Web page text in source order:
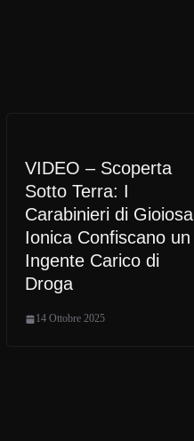
VIDEO – Scoperta
Sotto Terra: I
Carabinieri di Gioiosa
Ionica Confiscano un
Ingente Carico di
Droga
14 Ottobre 2025